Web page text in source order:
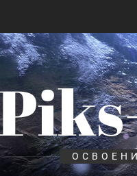
принципы работы,
для ногтевого сервиса,